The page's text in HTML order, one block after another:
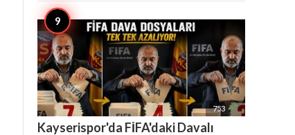
753 
Kayserispor'da FİFA'daki Davalı